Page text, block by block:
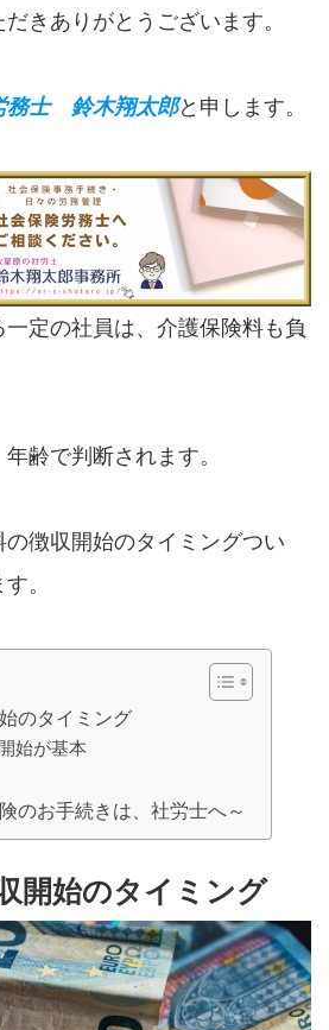
きありがとうございます。
務士 鈴木翔太郎と申します。
定の社員は、介護保険料も負
齢で判断されます。
徴収開始のタイミングつい
。
のタイミング
始が基本
のお手続きは、社労士へ～
開始のタイミング